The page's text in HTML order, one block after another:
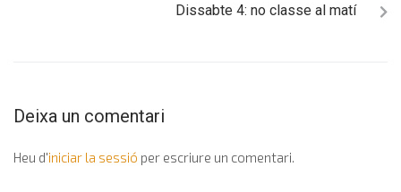
Dissabte 4: no classe al matí
Deixa un comentari
Heu d'iniciar la sessió per escriure un comentari.